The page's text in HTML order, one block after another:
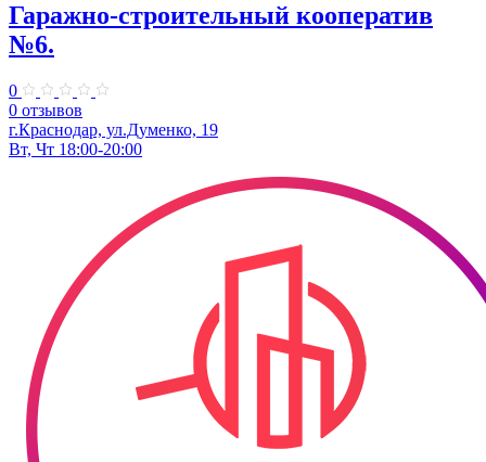
Гаражно-строительный кооператив
№6.
0
0 отзывов
г.Краснодар, ул.Думенко, 19
Вт, Чт 18:00-20:00